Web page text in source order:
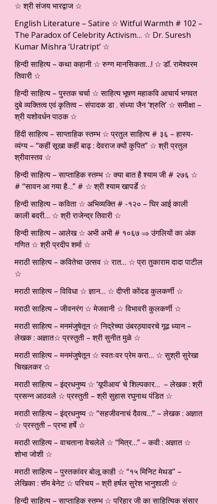
☆ श्री संजय भारद्वाज ☆
English Literature – Satire ☆ Witful Warmth # 102 –
The Paradox of Celebrity Activism… ☆ Dr. Suresh
Kumar Mishra ‘Uratript’ ☆
हिन्दी साहित्य – कथा कहानी ☆ रुग्ण मानसिकता…! ☆ डॉ. रामेश्वरम
तिवारी ☆
हिन्दी साहित्य – पुस्तक चर्चा ☆ साहित्य भूषण महाकवि आचार्य भगवत
दुबे व्यक्तित्व एवं कृतित्व – संपादक डा . संध्या जैन ‘श्रुति’ ☆ समीक्षा –
श्री यशोवर्धन पाठक ☆
हिंदी साहित्य – साप्ताहिक स्तम्भ ☆ प्रतुल साहित्य # ३६ – हास्य-
व्यंग्य – “कहीं सूखा कहीं बाढ़ : देवराज क्यों कुपित” ☆ श्री प्रतुल
श्रीवास्तव ☆
हिन्दी साहित्य – साप्ताहिक स्तम्भ ☆ क्या बात है श्याम जी # २७६ ☆
# “सावन आ गया है…” # ☆ श्री श्याम खापर्डे ☆
हिन्दी साहित्य – कविता ☆ अभिव्यक्ति # -१२० – घिर आई काली
काली बदरी… ☆ श्री राजेन्द्र तिवारी ☆
हिन्दी साहित्य – आलेख ☆ अभी अभी # १०६७ ⇒ उंगलियों का अंक
गणित ☆ श्री प्रदीप शर्मा ☆
मराठी साहित्य – कवितेचा उत्सव ☆ रात… ☆ प्रा तुकाराम दादा पाटील
☆
मराठी साहित्य – विविधा ☆ ज्ञान… ☆ दीप्ती कोंदड कुलकर्णी ☆
मराठी साहित्य – जीवनरंग ☆ मेजवानी ☆ विभावरी कुलकर्णी ☆
मराठी साहित्य – मनमंजुषेतून ☆ निद्रेच्या उंबरठ्यावरचे गूढ ध्यान –
लेखक : अज्ञात☆ प्रस्तुती – श्री सुनीत मुळे ☆
मराठी साहित्य – मनमंजुषेतून ☆ स्वतःवर प्रेम करा… ☆ सुश्री सुरेखा
चिखलकर ☆
मराठी साहित्य – इंद्रधनुष्य ☆ ‘यूपीआय’ चे शिल्पकार… – लेखक : श्री
प्रसन्न आठवले ☆ प्रस्तुती – श्री सुहास रघुनाथ पंडित ☆
मराठी साहित्य – इंद्रधनुष्य ☆ “सहजीवनाचं दैवत्व…” – लेखक : अज्ञात
☆ प्रस्तुती – प्रभा हर्षे ☆
मराठी साहित्य – वाचताना वेचलेले ☆ “मित्र…” – कवी : अज्ञात ☆
शोभा जोशी ☆
मराठी साहित्य – पुस्तकांवर बोलू काही ☆ “१५ मिनिट मेथड” –
लेखिका : सॅम बेनेट ☆ परिचय – श्री हर्षल सुरेश भानुशाली ☆
हिन्दी साहित्य – साप्ताहिक स्तम्भ ☆ परिहार जी का साहित्यिक संसार